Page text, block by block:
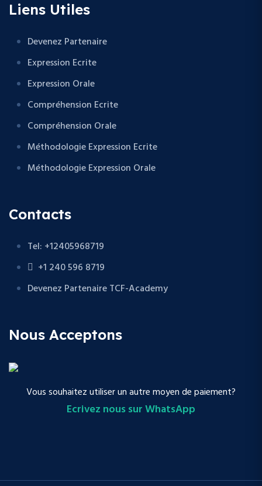
Liens Utiles
Devenez Partenaire
Expression Ecrite
Expression Orale
Compréhension Ecrite
Compréhension Orale
Méthodologie Expression Ecrite
Méthodologie Expression Orale
Contacts
Tel: +12405968719
+1 240 596 8719
Devenez Partenaire TCF-Academy
Nous Acceptons
Vous souhaitez utiliser un autre moyen de paiement?
Ecrivez nous sur WhatsApp